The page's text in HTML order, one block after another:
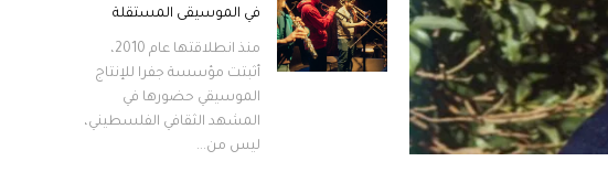
في الموسيقى المستقلة
منذ انطلاقتها عام 2010،
أثبتت مؤسسة جفرا للإنتاج
الموسيقي حضورها في
المشهد الثقافي الفلسطيني،
ليس من...